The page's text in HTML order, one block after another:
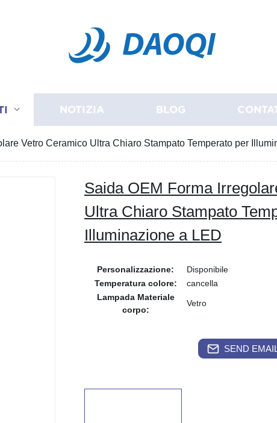
DAOQI
NOTIZIA BLOG
Vetro Ceramico Ultra Chiaro Stampato Temperato per
Saida OEM Forma
Ultra Chiaro Stampato
Illuminazione a LED
Personalizzazione:
Disponibile
Temperatura colore:
cancella
Lampada Materiale
corpo:
Vetro
SEND